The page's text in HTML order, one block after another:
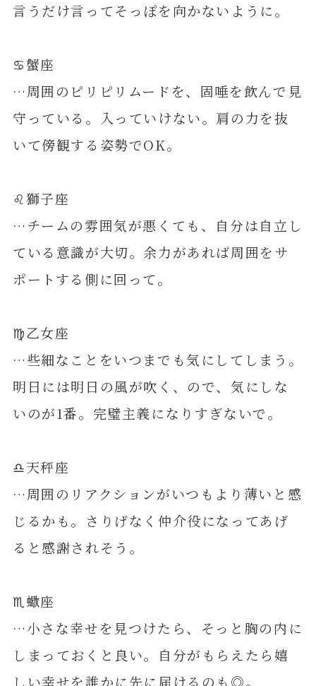
言うだけ言ってそっぽを向かないように。
♋️蟹座
…周囲のピリピリムードを、固唾を飲んで見
守っている。入っていけない。肩の力を抜
いて傍観する姿勢でOK。
♌️獅子座
…チームの雰囲気が悪くても、自分は自立し
ている意識が大切。余力があれば周囲をサ
ポートする側に回って。
♍️乙女座
…些細なことをいつまでも気にしてしまう。
明日には明日の風が吹く、ので、気にしな
いのが1番。完璧主義になりすぎないで。
♎️天秤座
…周囲のリアクションがいつもより薄いと感
じるかも。さりげなく仲介役になってあげ
ると感謝されそう。
♏️蠍座
…小さな幸せを見つけたら、そっと胸の内に
しまっておくと良い。自分がもらえたら嬉
しい幸せを誰かに先に届けるのも◎。